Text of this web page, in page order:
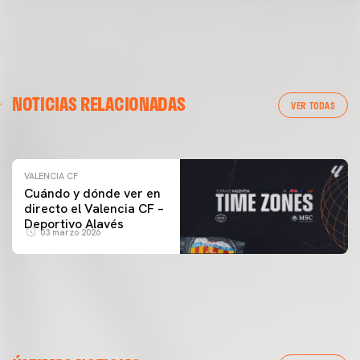
NOTICIAS RELACIONADAS VER TODAS
ENTRENAMIENTO DEL VALENCIA CF 04/03/26
VALENCIA CF
Cuándo y dónde ver en
directo el Valencia CF –
Deportivo Alavés
03 marzo 2026